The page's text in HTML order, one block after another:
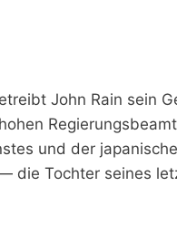
John Rain sein
und der
die Tochter seines